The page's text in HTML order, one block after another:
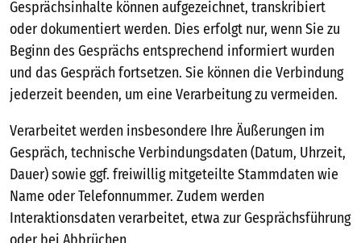
Gesprächsinhalte können aufgezeichnet, transkribiert
oder dokumentiert werden. Dies erfolgt nur, wenn Sie zu
Beginn des Gesprächs entsprechend informiert wurden
und das Gespräch fortsetzen. Sie können die Verbindung
jederzeit beenden, um eine Verarbeitung zu vermeiden.
Verarbeitet werden insbesondere Ihre Äußerungen im
Gespräch, technische Verbindungsdaten (Datum, Uhrzeit,
Dauer) sowie ggf. freiwillig mitgeteilte Stammdaten wie
Name oder Telefonnummer. Zudem werden
Interaktionsdaten verarbeitet, etwa zur Gesprächsführung